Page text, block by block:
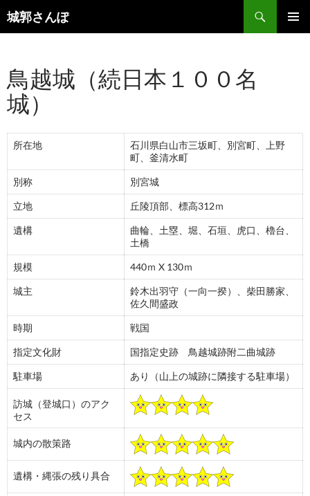
コ
ン
ツ
へ
ス
城郭さんぽ
検
索
鳥越城（続日本１００名
城）
所在地
石川県白山市三坂町、別宮町、上野
町、釜清水町
別称 別宮城
立地 丘陵頂部、標高312ｍ
遺構
曲輪、土塁、堀、石垣、虎口、櫓台、
土橋
規模 440ｍ X 130ｍ
城主
鈴木出羽守（一向一揆）、柴田勝家、
佐久間盛政
時期 戦国
指定文化財 国指定史跡 鳥越城跡附二曲城跡
駐車場 あり（山上の城跡に隣接する駐車場）
訪城（登城口）のアク
セス
城内の散策路
遺構・縄張の残り具合